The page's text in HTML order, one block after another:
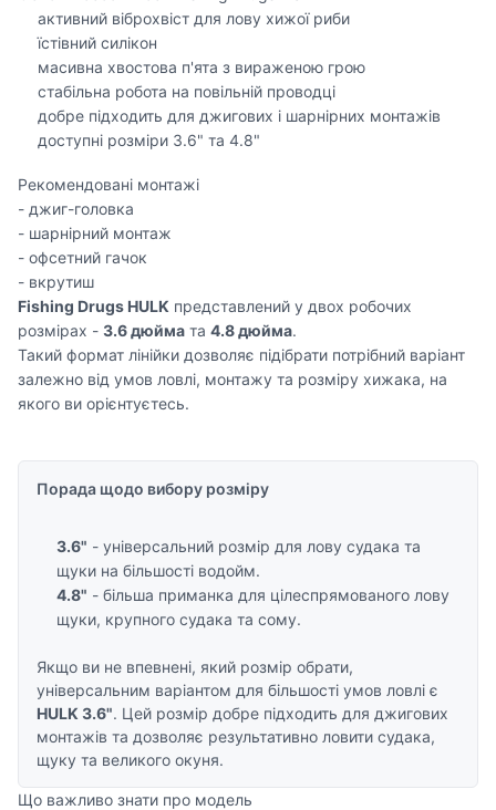
активний віброхвіст для лову хижої риби
їстівний силікон
масивна хвостова п'ята з вираженою грою
стабільна робота на повільній проводці
добре підходить для джигових і шарнірних монтажів
доступні розміри 3.6" та 4.8"
Рекомендовані монтажі
- джиг-головка
- шарнірний монтаж
- офсетний гачок
- вкрутиш
Fishing Drugs HULK представлений у двох робочих
розмірах - 3.6 дюйма та 4.8 дюйма.
Такий формат лінійки дозволяє підібрати потрібний варіант
залежно від умов ловлі, монтажу та розміру хижака, на
якого ви орієнтуєтесь.
Порада щодо вибору розміру
3.6" - універсальний розмір для лову судака та
щуки на більшості водойм.
4.8" - більша приманка для цілеспрямованого лову
щуки, крупного судака та сому.
Якщо ви не впевнені, який розмір обрати,
універсальним варіантом для більшості умов ловлі є
HULK 3.6". Цей розмір добре підходить для джигових
монтажів та дозволяє результативно ловити судака,
щуку та великого окуня.
Що важливо знати про модель